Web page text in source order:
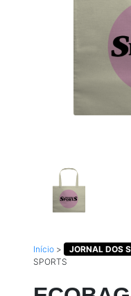
Início > JORNAL DOS
SPORTS